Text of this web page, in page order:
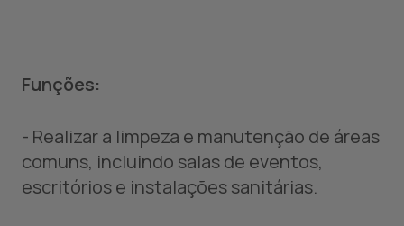
Funções:
- Realizar a limpeza e manutenção de áreas
comuns, incluindo salas de eventos,
escritórios e instalações sanitárias.